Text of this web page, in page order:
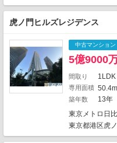
6
3
6
1
12
2
1
1
虎ノ門ヒルズレジデンス
中古マンション
5億9000
間取り 1LDK
専用面積 50.4m
築年数
13年
東京メトロ日
東京都港区虎